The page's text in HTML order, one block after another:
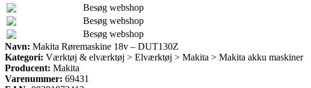
Besøg webshop
Besøg webshop
Besøg webshop
Navn: Makita Røremaskine 18v – DUT130Z
Kategori: Værktøj & elværktøj > Elværktøj > Makita > Makita akku maskiner
Producent: Makita
Varenummer: 69431